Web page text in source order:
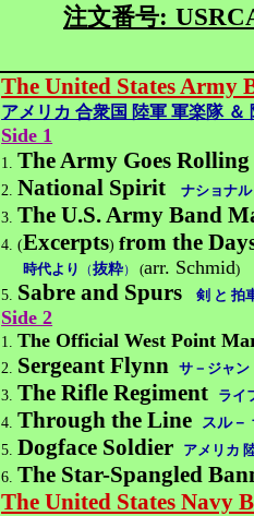
注文番号:
The United States Army
アメリカ 合衆国 陸軍 軍楽隊 ＆
Side 1
1. The Army Goes
2. National Spirit
ナショナ
3. The U.S. Army Band
4. (Excerpts) from the
時代より （抜粋）(arr. Schmid)
5. Sabre and Spurs 剣 と 拍
Side 2
1. The Official West Point
2. Sergeant Flynn
サ－ジャン
3. The Rifle Regiment
ライ
4. Through the Line
スル－
5. Dogface Soldier
アメリカ
6. The Star-Spangled
The United States Navy